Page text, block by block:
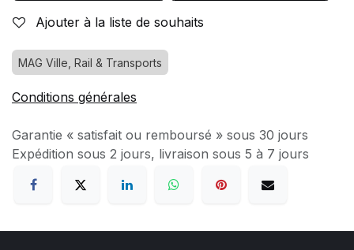
Ajouter à la liste de souhaits
MAG Ville, Rail & Transports
Conditions générales
Garantie « satisfait ou remboursé » sous 30 jours
Expédition sous 2 jours, livraison sous 5 à 7 jours